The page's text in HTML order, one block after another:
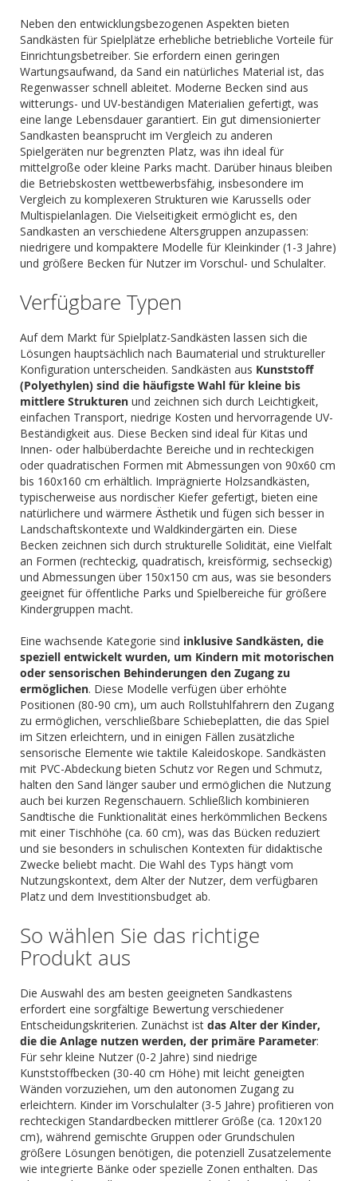
Neben den entwicklungsbezogenen Aspekten bieten
Sandkästen für Spielplätze erhebliche betriebliche Vorteile für
Einrichtungsbetreiber. Sie erfordern einen geringen
Wartungsaufwand, da Sand ein natürliches Material ist, das
Regenwasser schnell ableitet. Moderne Becken sind aus
witterungs- und UV-beständigen Materialien gefertigt, was
eine lange Lebensdauer garantiert. Ein gut dimensionierter
Sandkasten beansprucht im Vergleich zu anderen
Spielgeräten nur begrenzten Platz, was ihn ideal für
mittelgroße oder kleine Parks macht. Darüber hinaus bleiben
die Betriebskosten wettbewerbsfähig, insbesondere im
Vergleich zu komplexeren Strukturen wie Karussells oder
Multispielanlagen. Die Vielseitigkeit ermöglicht es, den
Sandkasten an verschiedene Altersgruppen anzupassen:
niedrigere und kompaktere Modelle für Kleinkinder (1-3 Jahre)
und größere Becken für Nutzer im Vorschul- und Schulalter.
Verfügbare Typen
Auf dem Markt für Spielplatz-Sandkästen lassen sich die
Lösungen hauptsächlich nach Baumaterial und struktureller
Konfiguration unterscheiden. Sandkästen aus Kunststoff
(Polyethylen) sind die häufigste Wahl für kleine bis
mittlere Strukturen und zeichnen sich durch Leichtigkeit,
einfachen Transport, niedrige Kosten und hervorragende UV-
Beständigkeit aus. Diese Becken sind ideal für Kitas und
Innen- oder halbüberdachte Bereiche und in rechteckigen
oder quadratischen Formen mit Abmessungen von 90x60 cm
bis 160x160 cm erhältlich. Imprägnierte Holzsandkästen,
typischerweise aus nordischer Kiefer gefertigt, bieten eine
natürlichere und wärmere Ästhetik und fügen sich besser in
Landschaftskontexte und Waldkindergärten ein. Diese
Becken zeichnen sich durch strukturelle Solidität, eine Vielfalt
an Formen (rechteckig, quadratisch, kreisförmig, sechseckig)
und Abmessungen über 150x150 cm aus, was sie besonders
geeignet für öffentliche Parks und Spielbereiche für größere
Kindergruppen macht.
Eine wachsende Kategorie sind inklusive Sandkästen, die
speziell entwickelt wurden, um Kindern mit motorischen
oder sensorischen Behinderungen den Zugang zu
ermöglichen. Diese Modelle verfügen über erhöhte
Positionen (80-90 cm), um auch Rollstuhlfahrern den Zugang
zu ermöglichen, verschließbare Schiebeplatten, die das Spiel
im Sitzen erleichtern, und in einigen Fällen zusätzliche
sensorische Elemente wie taktile Kaleidoskope. Sandkästen
mit PVC-Abdeckung bieten Schutz vor Regen und Schmutz,
halten den Sand länger sauber und ermöglichen die Nutzung
auch bei kurzen Regenschauern. Schließlich kombinieren
Sandtische die Funktionalität eines herkömmlichen Beckens
mit einer Tischhöhe (ca. 60 cm), was das Bücken reduziert
und sie besonders in schulischen Kontexten für didaktische
Zwecke beliebt macht. Die Wahl des Typs hängt vom
Nutzungskontext, dem Alter der Nutzer, dem verfügbaren
Platz und dem Investitionsbudget ab.
So wählen Sie das richtige
Produkt aus
Die Auswahl des am besten geeigneten Sandkastens
erfordert eine sorgfältige Bewertung verschiedener
Entscheidungskriterien. Zunächst ist das Alter der Kinder,
die die Anlage nutzen werden, der primäre Parameter:
Für sehr kleine Nutzer (0-2 Jahre) sind niedrige
Kunststoffbecken (30-40 cm Höhe) mit leicht geneigten
Wänden vorzuziehen, um den autonomen Zugang zu
erleichtern. Kinder im Vorschulalter (3-5 Jahre) profitieren von
rechteckigen Standardbecken mittlerer Größe (ca. 120x120
cm), während gemischte Gruppen oder Grundschulen
größere Lösungen benötigen, die potenziell Zusatzelemente
wie integrierte Bänke oder spezielle Zonen enthalten. Das